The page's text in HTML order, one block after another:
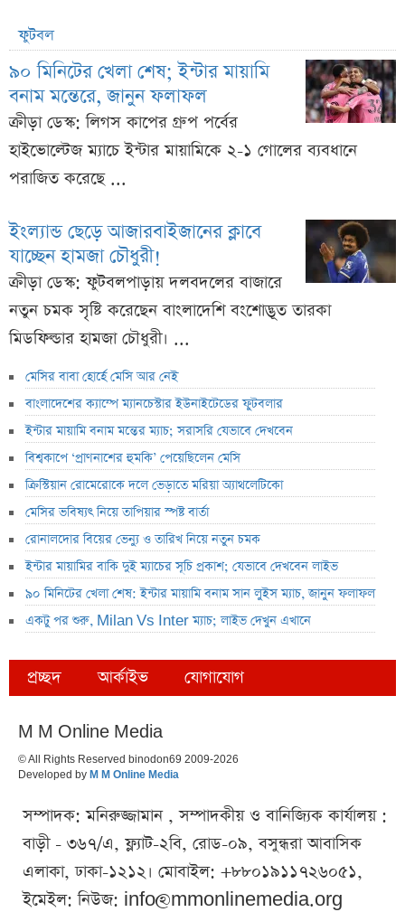
ফুটবল
৯০ মিনিটের খেলা শেষ; ইন্টার মায়ামি
বনাম মন্তেরে, জানুন ফলাফল
ক্রীড়া ডেস্ক: লিগস কাপের গ্রুপ পর্বের
হাইভোল্টেজ ম্যাচে ইন্টার মায়ামিকে ২-১ গোলের ব্যবধানে
পরাজিত করেছে ...
ইংল্যান্ড ছেড়ে আজারবাইজানের ক্লাবে
যাচ্ছেন হামজা চৌধুরী!
ক্রীড়া ডেস্ক: ফুটবলপাড়ায় দলবদলের বাজারে
নতুন চমক সৃষ্টি করেছেন বাংলাদেশি বংশোদ্ভূত তারকা
মিডফিল্ডার হামজা চৌধুরী। ...
মেসির বাবা হোর্হে মেসি আর নেই
বাংলাদেশের ক্যাম্পে ম্যানচেস্টার ইউনাইটেডের ফুটবলার
ইন্টার মায়ামি বনাম মন্তের ম্যাচ; সরাসরি যেভাবে দেখবেন
বিশ্বকাপে ‘প্রাণনাশের হুমকি’ পেয়েছিলেন মেসি
ক্রিস্টিয়ান রোমেরোকে দলে ভেড়াতে মরিয়া অ্যাথলেটিকো
মেসির ভবিষ্যৎ নিয়ে তাপিয়ার স্পষ্ট বার্তা
রোনালদোর বিয়ের ভেন্যু ও তারিখ নিয়ে নতুন চমক
ইন্টার মায়ামির বাকি দুই ম্যাচের সূচি প্রকাশ; যেভাবে দেখবেন লাইভ
৯০ মিনিটের খেলা শেষ: ইন্টার মায়ামি বনাম সান লুইস ম্যাচ, জানুন ফলাফল
একটু পর শুরু, Milan Vs Inter ম্যাচ; লাইভ দেখুন এখানে
প্রচ্ছদ আর্কাইভ যোগাযোগ
M M Online Media
© All Rights Reserved binodon69 2009-2026
Developed by M M Online Media
সম্পাদক: মনিরুজ্জামান , সম্পাদকীয় ও বানিজ্যিক কার্যালয় :
বাড়ী - ৩৬৭/এ, ফ্ল্যাট-২বি, রোড-০৯, বসুন্ধরা আবাসিক
এলাকা, ঢাকা-১২১২। মোবাইল: +৮৮০১৯১১৭২৬০৫১,
ইমেইল: নিউজ: info@mmonlinemedia.org